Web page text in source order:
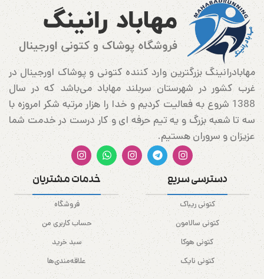
مهابادرانینگ بزرگترین وارد کننده کتونی و پوشاک اورجینال در
غرب کشور در شهرستان سربلند مهاباد می‌باشد که در سال
1388 شروع به فعالیت کردیم و خدا را هزار مرتبه شکر امروزه با
سه تا شعبه بزرگ و یه تیم حرفه ای و کار درست در خدمت شما
عزیزان و سروران هستیم.
دسترسی سریع
کتونی ریباک
کتونی سالامون
کتونی هوکا
کتونی نایک
خدمات مشتریان
فروشگاه
حساب کاربری من
سبد خرید
علاقه‌مندی‌ها